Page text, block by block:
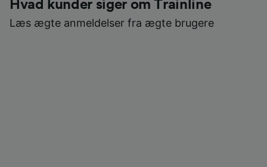
Hvad kunder siger om Trainline
Læs ægte anmeldelser fra ægte brugere